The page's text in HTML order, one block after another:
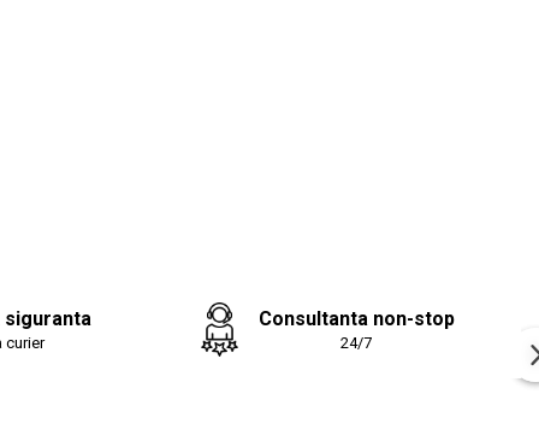
Spuma High Resilience sprijină coloana
corectă, prevenind durerile de spate.
siguranta
curier
Consultanta non-stop
24/7